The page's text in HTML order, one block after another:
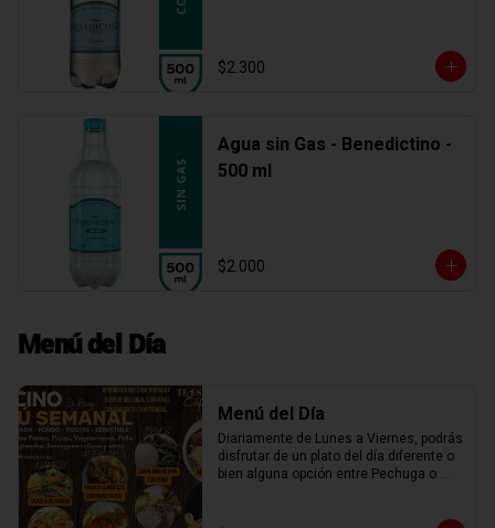
$2.300
Agua sin Gas - Benedictino -
500 ml
$2.000
Menú del Día
Menú del Día
Diariamente de Lunes a Viernes, podrás
disfrutar de un plato del día diferente o
bien alguna opción entre Pechuga o